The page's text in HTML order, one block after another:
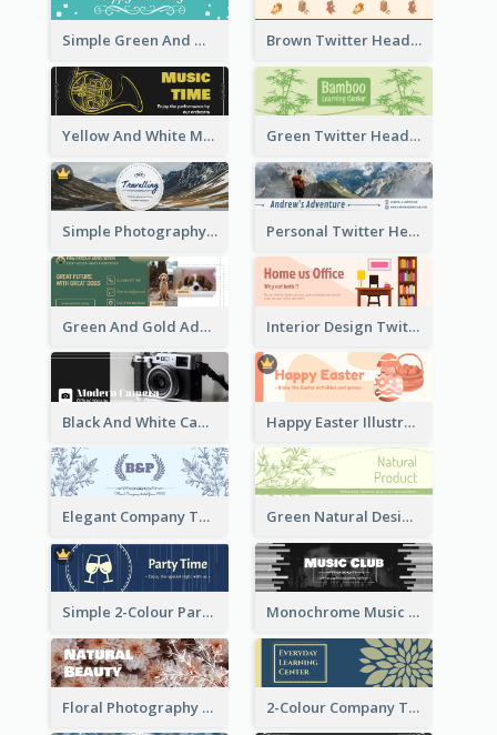
Simple Green And White Twitter Header With Theme Of Holiday Brown Twitter Header Created For Toy Store
Yellow And White Music Instrument Twitter Header About Orchestra Performance Green Twitter Header With Bamboo Decoration
Simple Photography Twitter Header Promoting Travelling Personal Twitter Header Of Hiker
Green And Gold Adoption Promotion Header Design Interior Design Twitter Header In Warm Colour Tone
Black And White Camera Twitter Header Happy Easter Illustrated Twitter Header
Elegant Company Twitter Header In Blue Colour Tone Green Natural Design Twitter Header
Simple 2-Colour Party Related Twitter Header Monochrome Music Club Twitter Header With Decorations
Floral Photography Twitter Header 2-Colour Company Twitter Header